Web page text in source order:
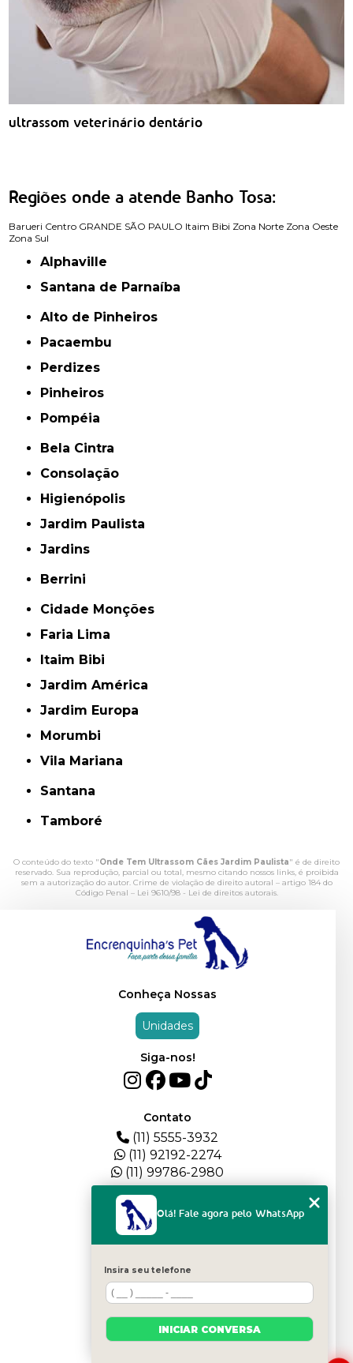
ultrassom veterinário dentário
Regiões onde a atende Banho Tosa:
Barueri Centro GRANDE SÃO PAULO Itaim Bibi Zona Norte Zona Oeste
Zona Sul
Alphaville
Santana de Parnaíba
Alto de Pinheiros
Pacaembu
Perdizes
Pinheiros
Pompéia
Bela Cintra
Consolação
Higienópolis
Jardim Paulista
Jardins
Berrini
Cidade Monções
Faria Lima
Itaim Bibi
Jardim América
Jardim Europa
Morumbi
Vila Mariana
Santana
Tamboré
O conteúdo do texto "Onde Tem Ultrassom Cães Jardim Paulista" é de direito
reservado. Sua reprodução, parcial ou total, mesmo citando nossos links, é proibida
sem a autorização do autor. Crime de violação de direito autoral – artigo 184 do
Código Penal – Lei 9610/98 - Lei de direitos autorais.
Conheça Nossas
Unidades
Siga-nos!
Contato
(11) 5555-3932
(11) 92192-2274
(11) 99786-2980
QUEM SOMOS
BLOG
FILHOTES
Olá! Fale agora pelo WhatsApp
Insira seu telefone
INICIAR CONVERSA